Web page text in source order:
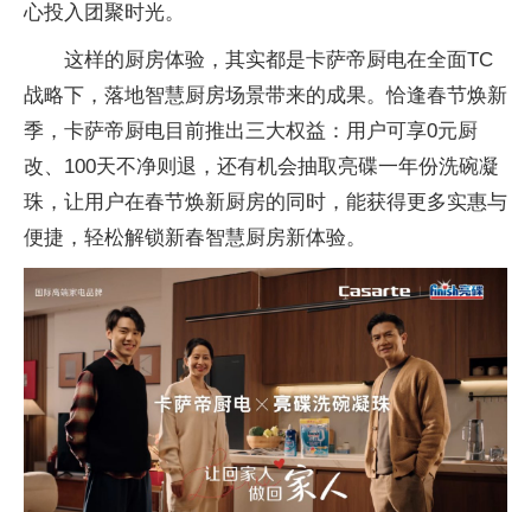
心投入团聚时光。
这样的厨房体验，其实都是卡萨帝厨电在全面TC
战略下，落地智慧厨房场景带来的成果。恰逢春节焕新
季，卡萨帝厨电目前推出三大权益：用户可享0元厨
改、100天不净则退，还有机会抽取亮碟一年份洗碗凝
珠，让用户在春节焕新厨房的同时，能获得更多实惠与
便捷，轻松解锁新春智慧厨房新体验。